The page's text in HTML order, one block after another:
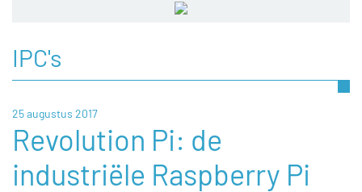
IPC's
25 augustus 2017
Revolution Pi: de
industriële Raspberry Pi